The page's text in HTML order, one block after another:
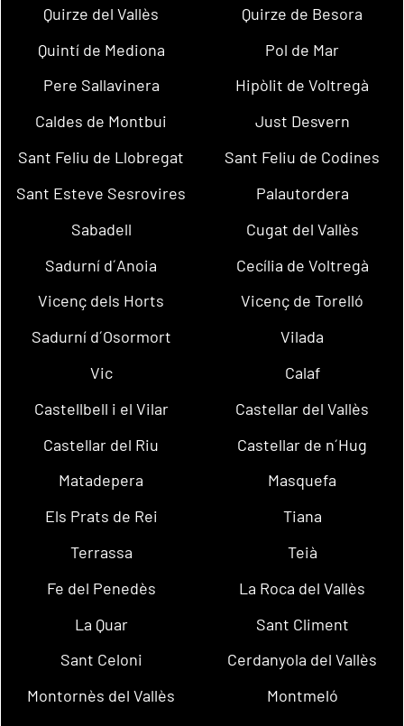
Quirze del Vallès
Quirze de Besora
Quintí de Mediona
Pol de Mar
Pere Sallavinera
Hipòlit de Voltregà
Caldes de Montbui
Just Desvern
Sant Feliu de Llobregat
Sant Feliu de Codines
Sant Esteve Sesrovires
Palautordera
Sabadell
Cugat del Vallès
Sadurní d´Anoia
Cecília de Voltregà
Vicenç dels Horts
Vicenç de Torelló
Sadurní d´Osormort
Vilada
Vic
Calaf
Castellbell i el Vilar
Castellar del Vallès
Castellar del Riu
Castellar de n´Hug
Matadepera
Masquefa
Els Prats de Rei
Tiana
Terrassa
Teià
Fe del Penedès
La Roca del Vallès
La Quar
Sant Climent
Sant Celoni
Cerdanyola del Vallès
Montornès del Vallès
Montmeló